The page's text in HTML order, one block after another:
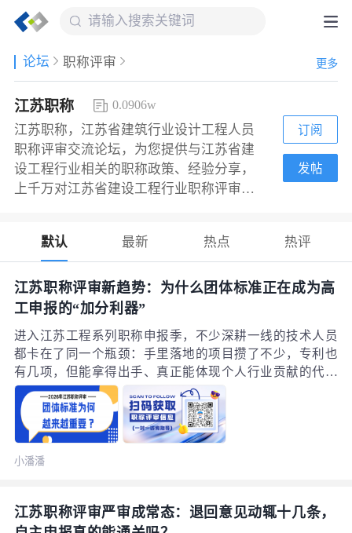
论坛 职称评审 更多
江苏职称 0.0906w
江苏职称，江苏省建筑行业设计工程人员
职称评审交流论坛，为您提供与江苏省建
设工程行业相关的职称政策、经验分享，
上千万对江苏省建设工程行业职称评审有
订阅
发帖
默认 最新 热点 热评
江苏职称评审新趋势：为什么团体标准正在成为高
工申报的“加分利器”
进入江苏工程系列职称申报季，不少深耕一线的技术人员
都卡在了同一个瓶颈：手里落地的项目攒了不少，专利也
有几项，但能拿得出手、真正能体现个人行业贡献的代表
性成果，始终不够亮眼。尤其是冲击副高、正高级职称
时，江苏评审规则越来越偏向“硬核实绩”，不再只看材料
厚度，更看重你在行业内的技术影响力和不可替代性。想
在成百上千份同批次申报材料里突围，很多人都开始提前
布局一条低门槛高含金量的赛道——参与团体标准编制。
加分项。
小潘潘
江苏职称评审严审成常态：退回意见动辄十几条，